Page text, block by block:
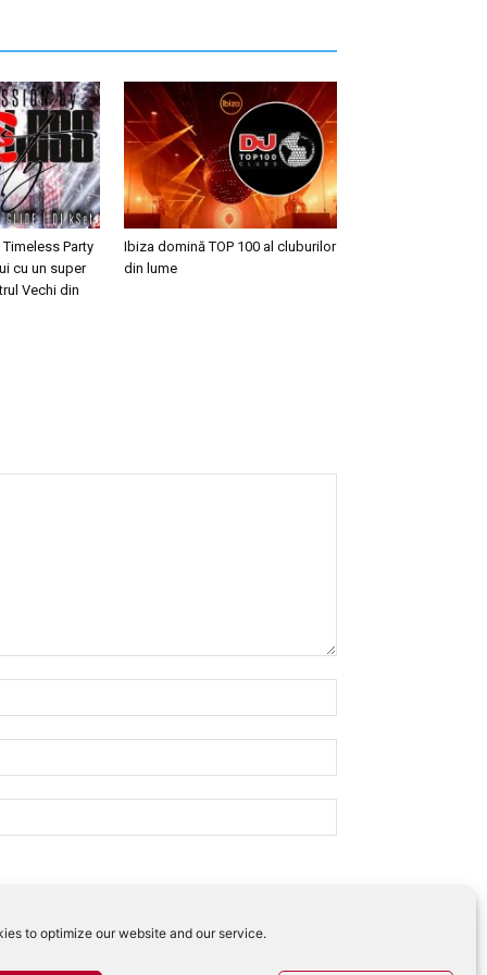
to optimize our website and our service.
Party
cu un super
Vechi din
Ibiza domină TOP 100 al cluburilor
din lume